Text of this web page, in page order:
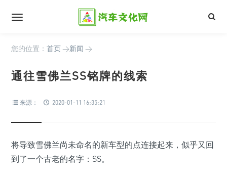
您的位置： 首页 >新闻 >
通往雪佛兰SS铭牌的线索
来源： 2020-01-11 16:35:21
将导致雪佛兰尚未命名的新车型的点连接起来，似乎又回
到了一个古老的名字：SS。